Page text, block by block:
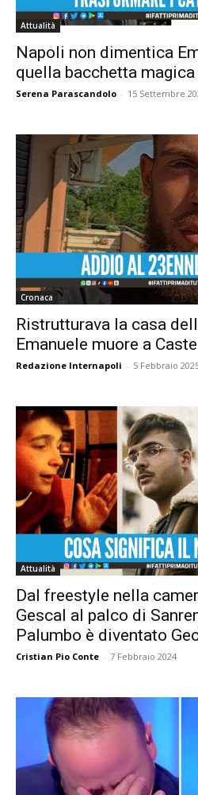
Attualità
Napoli non dimentica
quella bacchetta
Serena Parascandolo - 15 Settembre
Cronaca
Ristrutturava la casa
Emanuele muore a
Redazione Internapoli - 5 Febbraio
Attualità
Dal freestyle nella
Gescal al palco di
Palumbo è diventato
Cristian Pio Conte - 7 Febbraio 2024